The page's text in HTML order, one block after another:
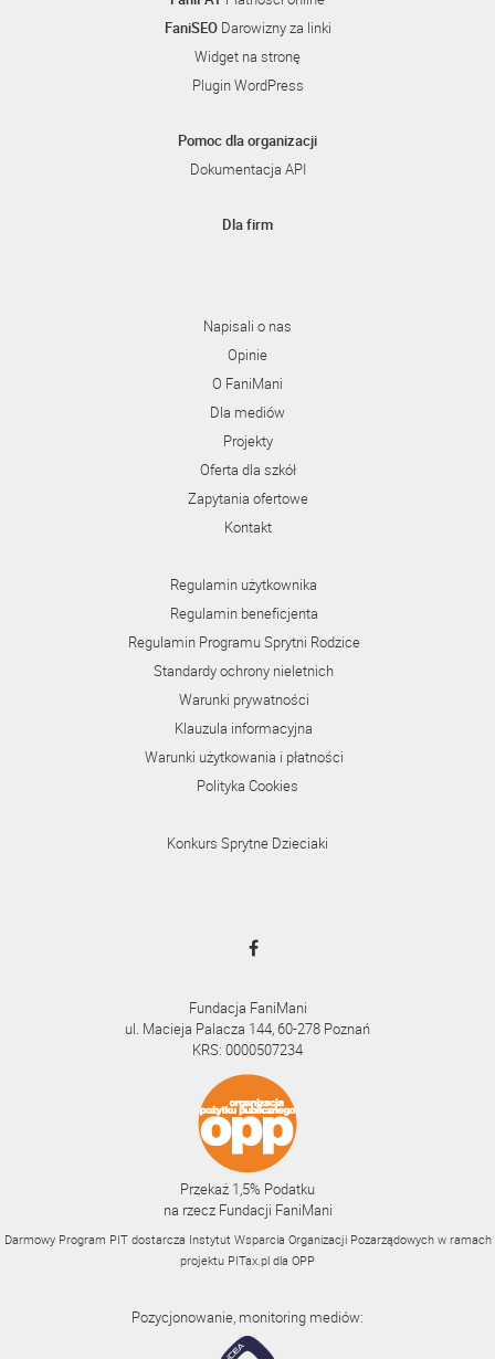
FaniSEODarowizny za linki
Widget na stronę
Plugin WordPress
Pomoc dla organizacji
Dokumentacja API
Dla firm
Napisali o nas
Opinie
O FaniMani
Dla mediów
Projekty
Oferta dla szkół
Zapytania ofertowe
Kontakt
Regulamin użytkownika
Regulamin beneficjenta
Regulamin Programu Sprytni Rodzice
Standardy ochrony nieletnich
Warunki prywatności
Klauzula informacyjna
Warunki użytkowania i płatności
Polityka Cookies
Konkurs Sprytne Dzieciaki
Fundacja FaniMani
ul. Macieja Palacza 144, 60-278 Poznań
KRS: 0000507234
Przekaż 1,5% Podatku
na rzecz Fundacji FaniMani
Darmowy Program PIT dostarcza Instytut Wsparcia Organizacji Pozarządowych w ramach
projektu PITax.pl dla OPP
Pozycjonowanie, monitoring mediów: